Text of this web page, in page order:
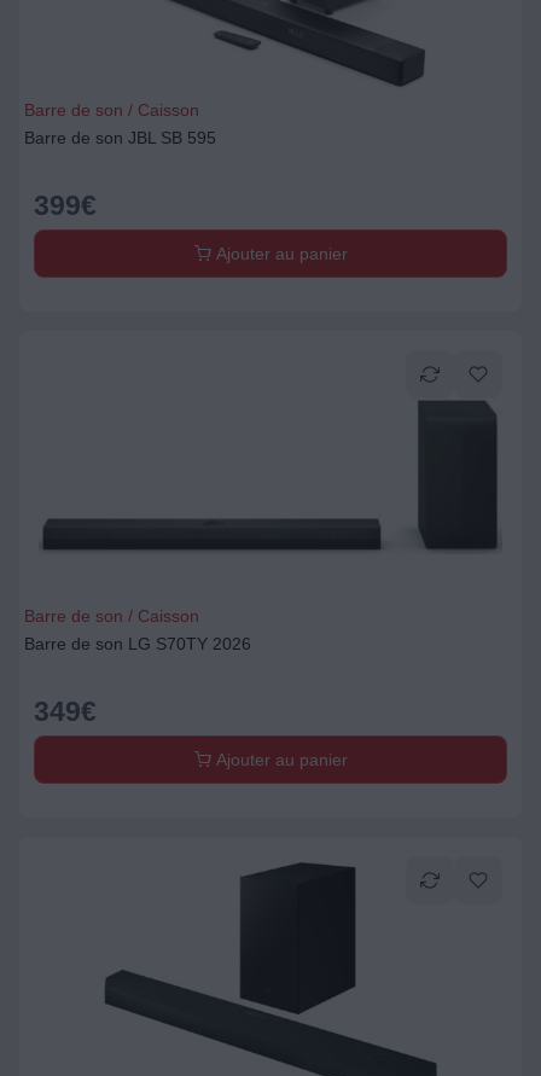
Barre de son / Caisson
Barre de son JBL SB 595
399€
Ajouter au panier
Barre de son / Caisson
Barre de son LG S70TY 2026
349€
Ajouter au panier